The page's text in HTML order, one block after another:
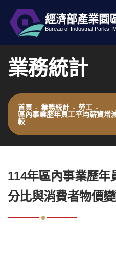
跳到主要內容
網站導覽
經濟部產業園
Bureau of Industrial Parks,
業務統計
首頁 - 業務統計 - 勞工 -
區內事業歷年員工平均薪資增
較
114年區內事業歷年
分比與消費者物價